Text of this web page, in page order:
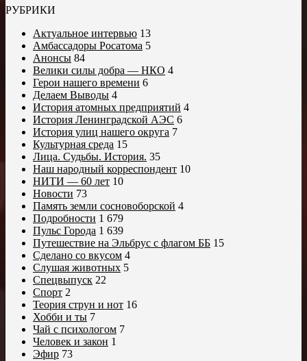
РУБРИКИ
Актуальное интервью 13
Амбассадоры Росатома 5
Анонсы 84
Велики силы добра — НКО 4
Герои нашего времени 6
Делаем Выводы 4
История атомных предприятий 4
История Ленинградской АЭС 6
История улиц нашего округа 7
Культурная среда 15
Лица. Судьбы. История. 35
Наш народный корреспондент 10
НИТИ — 60 лет 10
Новости 73
Память земли сосновоборской 4
Подробности 1 679
Пульс Города 1 639
Путешествие на Эльбрус с флагом ББ 15
Сделано со вкусом 4
Слушая животных 5
Спецвыпуск 22
Спорт 2
Теория струн и нот 16
Хобби и ты 7
Чай с психологом 7
Человек и закон 1
Эфир 73